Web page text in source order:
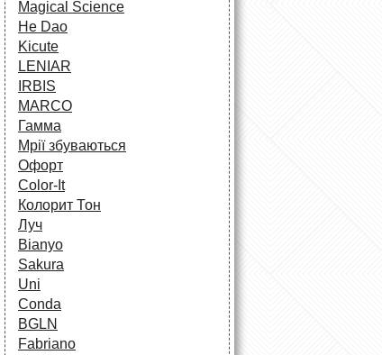
Magical Science
He Dao
Kicute
LENIAR
IRBIS
MARCO
Гамма
Мрії збуваються
Офорт
Сolor-It
Колорит Тон
Луч
Bianyo
Sakura
Uni
Conda
BGLN
Fabriano